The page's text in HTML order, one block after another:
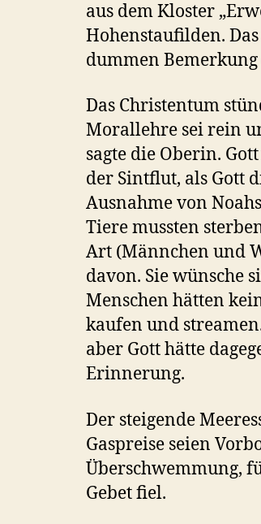
aus dem Kloster
Hohenstaufilden.
dummen
Das Christentum
Morallehre sei rein
sagte die Oberin.
der Sintflut, als Gott
Ausnahme von
Tiere mussten
Art (Männchen und
davon. Sie wünsche
Menschen hätten
kaufen und
aber Gott hätte
Erinnerung.
Der steigende
Gaspreise seien
Überschwemmung,
Gebet fiel.